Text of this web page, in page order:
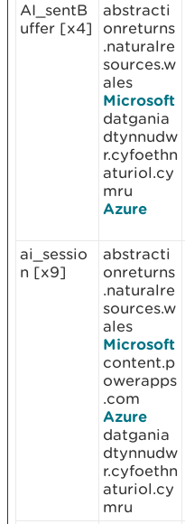
AI_sentB
uffer [x4]
abstracti
onreturns
.naturalre
sources.w
ales
Microsoft
datgania
dtynnudw
r.cyfoethn
aturiol.cy
mru
Azure
ai_sessio
n [x9]
abstracti
onreturns
.naturalre
sources.w
ales
Microsoft
content.p
owerapps
.com
Azure
datgania
dtynnudw
r.cyfoethn
aturiol.cy
mru